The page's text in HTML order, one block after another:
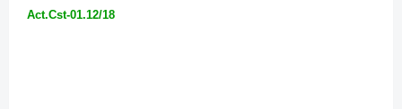
Act.Cst-01.12/18